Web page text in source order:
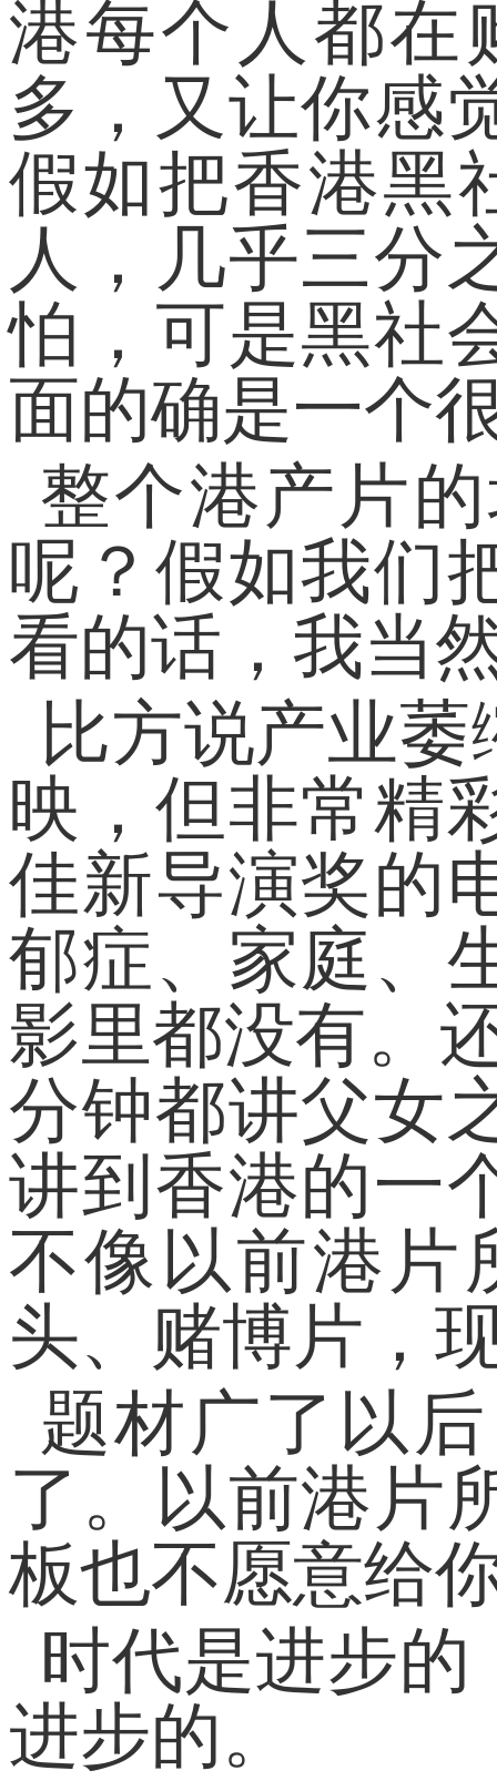
港每个人都
多，又让你感
假如把香港黑
人，几乎三分
怕，可是黑社
面的确是一个
整个港产片
呢？假如我们
看的话，我当
比方说产业
映，但非常精
佳新导演奖的
郁症、家庭、
影里都没有。
分钟都讲父女
讲到香港的一
不像以前港片
头、赌博片，
题材广了以
了。以前港片
板也不愿意给
时代是进步
进步的。